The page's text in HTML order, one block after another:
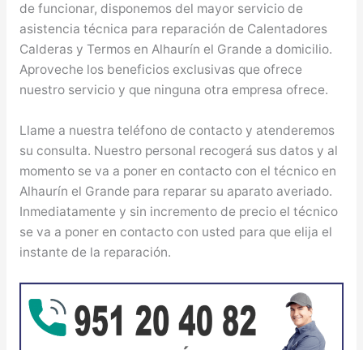
de funcionar, disponemos del mayor servicio de
asistencia técnica para reparación de Calentadores
Calderas y Termos en Alhaurín el Grande a domicilio.
Aproveche los beneficios exclusivas que ofrece
nuestro servicio y que ninguna otra empresa ofrece.
Llame a nuestra teléfono de contacto y atenderemos
su consulta. Nuestro personal recogerá sus datos y al
momento se va a poner en contacto con el técnico en
Alhaurín el Grande para reparar su aparato averiado.
Inmediatamente y sin incremento de precio el técnico
se va a poner en contacto con usted para que elija el
instante de la reparación.